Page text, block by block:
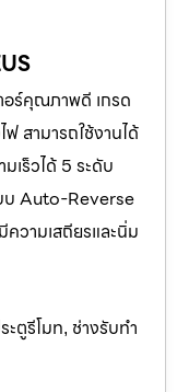
อร์คุณภาพดี เกรด
สามารถใช้งานได้
เร็วได้ 5 ระดับ
บ Auto-Reverse
วามเสถียรและนิ่ม
ะตูรีโมท, ช่างรับทำ